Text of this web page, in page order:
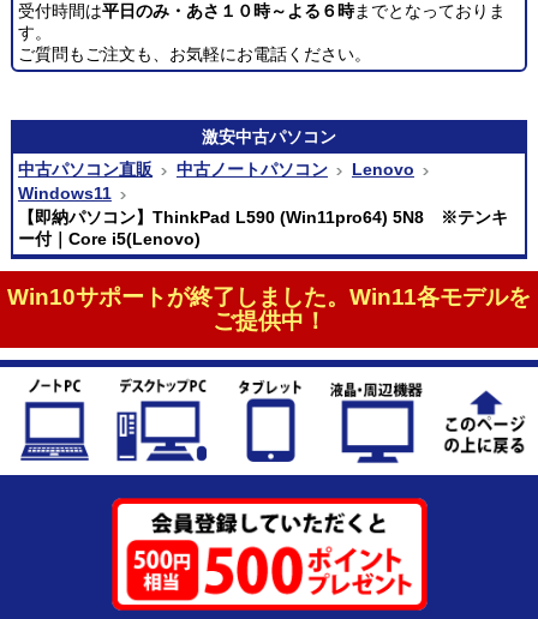
受付時間は平日のみ・あさ１０時～よる６時までとなっておりま
す。
ご質問もご注文も、お気軽にお電話ください。
激安中古パソコン
中古パソコン直販
中古ノートパソコン
Lenovo
Windows11
【即納パソコン】ThinkPad L590 (Win11pro64) 5N8 ※テンキ
ー付｜Core i5(Lenovo)
Win10サポートが終了しました。Win11各モデルを
ご提供中！